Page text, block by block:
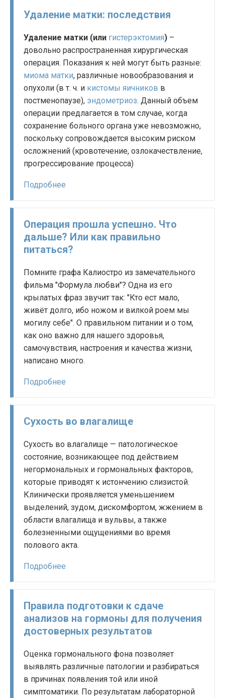
Удаление матки: последствия
Удаление матки (или гистерэктомия) –
довольно распространенная хирургическая
операция. Показания к ней могут быть разные:
миома матки, различные новообразования и
опухоли (в т. ч. и кистомы яичников в
постменопаузе), эндометриоз. Данный объем
операции предлагается в том случае, когда
сохранение больного органа уже невозможно,
поскольку сопровождается высоким риском
осложнений (кровотечение, озлокачествление,
прогрессирование процесса)
Подробнее
Операция прошла успешно. Что
дальше? Или как правильно
питаться?
Помните графа Калиостро из замечательного
фильма "Формула любви"? Одна из его
крылатых фраз звучит так: "Кто ест мало,
живёт долго, ибо ножом и вилкой роем мы
могилу себе". О правильном питании и о том,
как оно важно для нашего здоровья,
самочувствия, настроения и качества жизни,
написано много.
Подробнее
Сухость во влагалище
Сухость во влагалище — патологическое
состояние, возникающее под действием
негормональных и гормональных факторов,
которые приводят к истончению слизистой.
Клинически проявляется уменьшением
выделений, зудом, дискомфортом, жжением в
области влагалища и вульвы, а также
болезненными ощущениями во время
полового акта.
Подробнее
Правила подготовки к сдаче
анализов на гормоны для получения
достоверных результатов
Оценка гормонального фона позволяет
выявлять различные патологии и разбираться
в причинах появления той или иной
симптоматики. По результатам лабораторной